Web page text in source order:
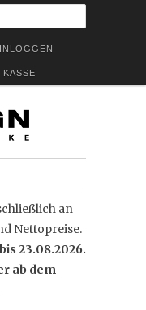
KASSE
an
Nettopreise.
23.08.2026.
ab dem